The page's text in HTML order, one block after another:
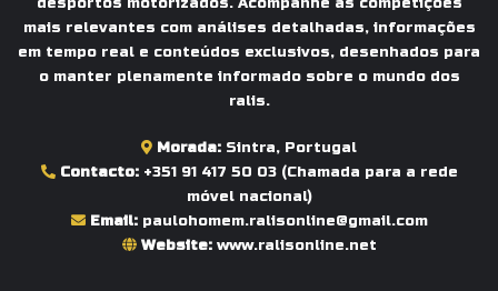
mais relevantes com análises detalhadas, informações
em tempo real e conteúdos exclusivos, desenhados para
o manter plenamente informado sobre o mundo dos
ralis.
Morada: Sintra, Portugal
Contacto: +351 91 417 50 03(Chamada para a rede
móvel nacional)
Email: paulohomem.ralisonline@gmail.com
Website: www.ralisonline.net